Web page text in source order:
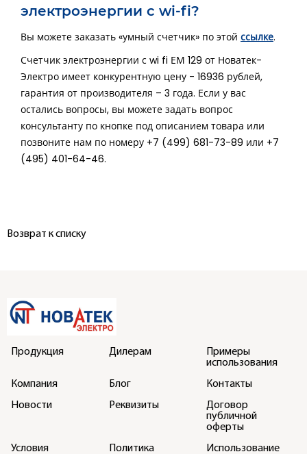
электроэнергии с wi-fi?
Вы можете заказать «умный счетчик» по этой ссылке.
Счетчик электроэнергии с wi fi ЕМ 129 от Новатек-
Электро имеет конкурентную цену - 16936 рублей,
гарантия от производителя – 3 года. Если у вас
остались вопросы, вы можете задать вопрос
консультанту по кнопке под описанием товара или
позвоните нам по номеру +7 (499) 681-73-89 или +7
(495) 401-64-46.
Возврат к списку
Продукция Дилерам
Примеры
использования
Компания
Блог
Контакты
Новости
Реквизиты
Договор
публичной
оферты
Условия
Политика
Использование